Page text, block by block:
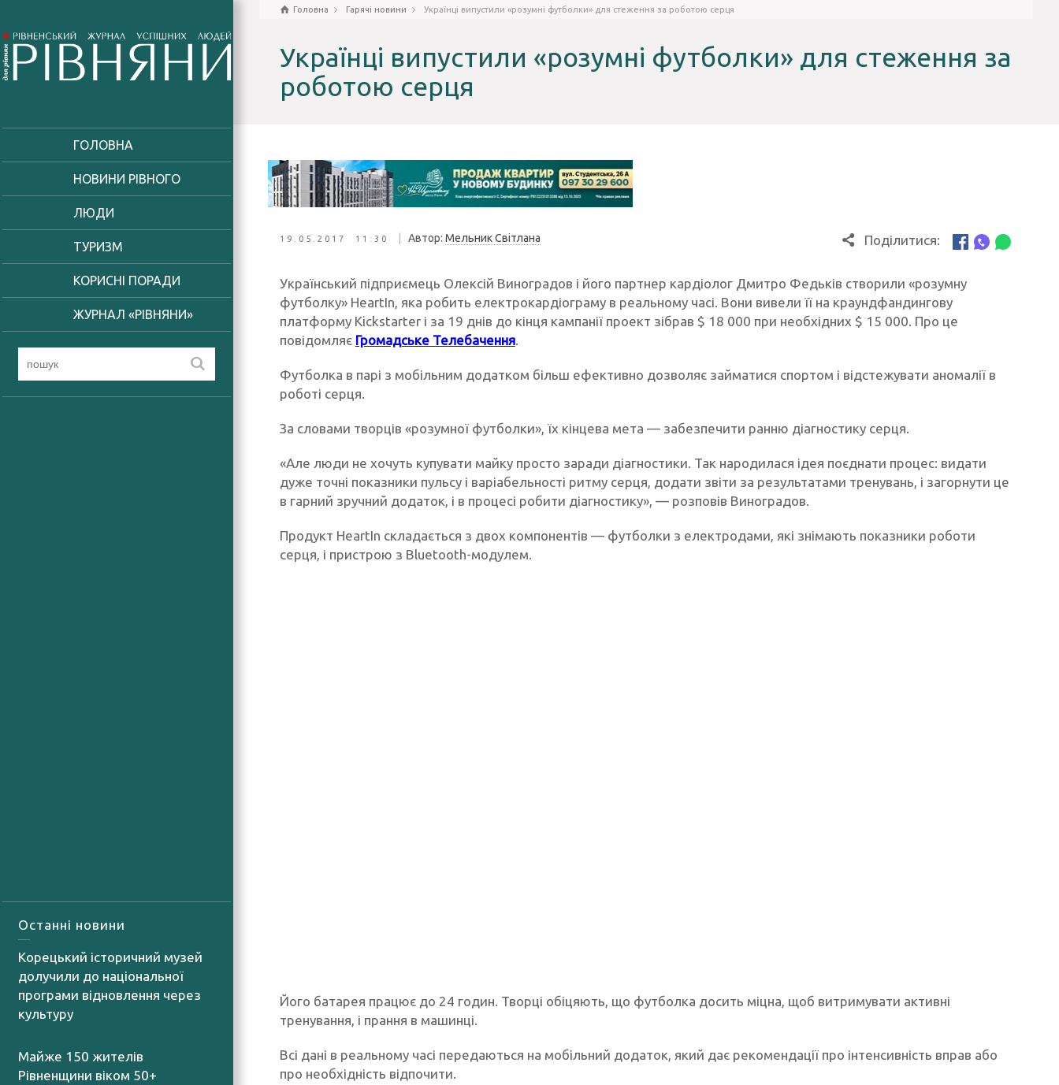
ГОЛОВНА
НОВИНИ РІВНОГО
ЛЮДИ
ТУРИЗМ
КОРИСНІ ПОРАДИ
ЖУРНАЛ «РІВНЯНИ»
Останні новини
Корецький історичний музей
долучили до національної
програми відновлення через
культуру
Майже 150 жителів
Рівненщини віком 50+
Головна Гарячі новини Українці випустили «розумні футболки» для стеження за роботою серця
Українці випустили «розумні футболки» для стеження за
роботою серця
19.05.2017 11:30 Автор: Мельник Світлана Поділитися:
Український підприємець Олексій Виноградов і його партнер кардіолог Дмитро Федьків створили «розумну
футболку» HeartIn, яка робить електрокардіограму в реальному часі. Вони вивели її на краундфандингову
платформу Kickstarter і за 19 днів до кінця кампанії проект зібрав $ 18 000 при необхідних $ 15 000. Про це
повідомляє Громадське Телебачення.
Футболка в парі з мобільним додатком більш ефективно дозволяє займатися спортом і відстежувати аномалії в
роботі серця.
За словами творців «розумної футболки», їх кінцева мета — забезпечити ранню діагностику серця.
«Але люди не хочуть купувати майку просто заради діагностики. Так народилася ідея поєднати процес: видати
дуже точні показники пульсу і варіабельності ритму серця, додати звіти за результатами тренувань, і загорнути це
в гарний зручний додаток, і в процесі робити діагностику», — розповів Виноградов.
Продукт HeartIn складається з двох компонентів — футболки з електродами, які знімають показники роботи
серця, і пристрою з Bluetooth-модулем.
Його батарея працює до 24 годин. Творці обіцяють, що футболка досить міцна, щоб витримувати активні
тренування, і прання в машинці.
Всі дані в реальному часі передаються на мобільний додаток, який дає рекомендації про інтенсивність вправ або
про необхідність відпочити.